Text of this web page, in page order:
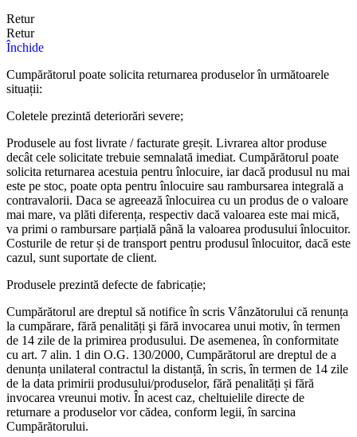
Retur
Retur
Închide
Cumpărătorul poate solicita returnarea produselor în următoarele
situații:
Coletele prezintă deteriorări severe;
Produsele au fost livrate / facturate greșit. Livrarea altor produse
decât cele solicitate trebuie semnalată imediat. Cumpărătorul poate
solicita returnarea acestuia pentru înlocuire, iar dacă produsul nu mai
este pe stoc, poate opta pentru înlocuire sau rambursarea integrală a
contravalorii. Daca se agreează înlocuirea cu un produs de o valoare
mai mare, va plăti diferența, respectiv dacă valoarea este mai mică,
va primi o rambursare parțială până la valoarea produsului înlocuitor.
Costurile de retur și de transport pentru produsul înlocuitor, dacă este
cazul, sunt suportate de client.
Produsele prezintă defecte de fabricație;
Cumpărătorul are dreptul să notifice în scris Vânzătorului că renunța
la cumpărare, fără penalități şi fără invocarea unui motiv, în termen
de 14 zile de la primirea produsului. De asemenea, în conformitate
cu art. 7 alin. 1 din O.G. 130/2000, Cumpărătorul are dreptul de a
denunța unilateral contractul la distanță, în scris, în termen de 14 zile
de la data primirii produsului/produselor, fără penalități și fără
invocarea vreunui motiv. În acest caz, cheltuielile directe de
returnare a produselor vor cădea, conform legii, în sarcina
Cumpărătorului.